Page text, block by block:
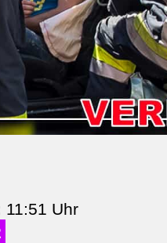
11:51 Uhr